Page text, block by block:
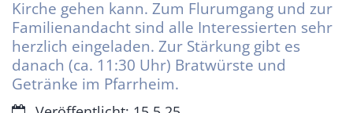
Kirche gehen kann. Zum Flurumgang und zur
Familienandacht sind alle Interessierten sehr
herzlich eingeladen. Zur Stärkung gibt es
danach (ca. 11:30 Uhr) Bratwürste und
Getränke im Pfarrheim.